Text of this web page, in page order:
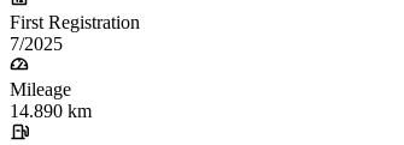
First Registration
7/2025
Mileage
14.890 km